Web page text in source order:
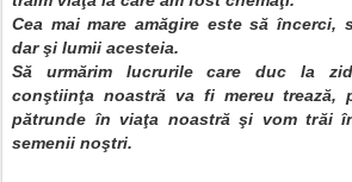
Cea mai mare amăgire este să încerci,
dar şi lumii acesteia.
Să urmărim lucrurile care duc la
conştiinţa noastră va fi mereu trează,
pătrunde în viaţa noastră şi vom trăi
semenii noştri.